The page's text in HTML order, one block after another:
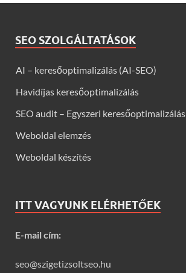
SEO SZOLGÁLTATÁSOK
AI – keresőoptimalizálás (AI-SEO)
Havidíjas keresőoptimalizálás
SEO audit – Egyszeri keresőoptimalizálás
Weboldal elemzés
Weboldal készítés
ITT VAGYUNK ELÉRHETŐEK
E-mail cím:
seo@szigetizsoltseo.hu